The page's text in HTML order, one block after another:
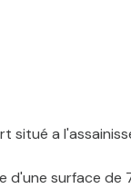
situé a
d'une surface de